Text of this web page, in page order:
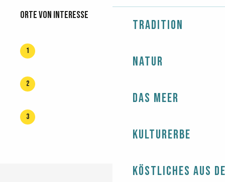
Tradition
Natur
Das Meer
Kulturerbe
Köstliches aus
Orte von Interesse
1
2
3